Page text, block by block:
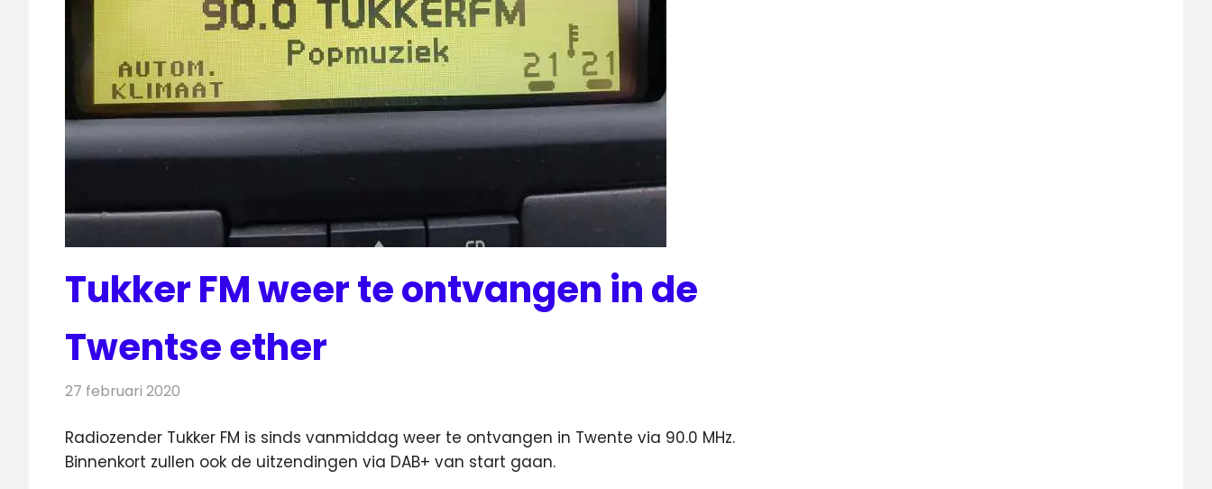
Tukker FM weer te ontvangen in de
Twentse ether
27 februari 2020
Radiozender Tukker FM is sinds vanmiddag weer te ontvangen in Twente via 90.0 MHz.
Binnenkort zullen ook de uitzendingen via DAB+ van start gaan.